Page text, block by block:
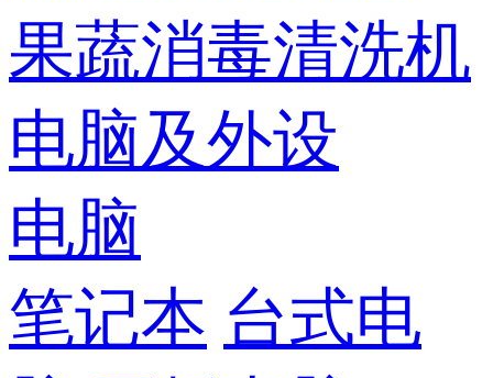
果蔬消毒清洗机
电脑及外设
电脑
笔记本 台式电